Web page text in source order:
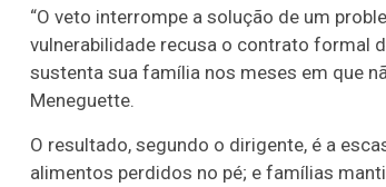
“O veto interrompe a solução de um
vulnerabilidade recusa o contrato formal
sustenta sua família nos meses em que
Meneguette.
O resultado, segundo o dirigente, é a
alimentos perdidos no pé; e famílias